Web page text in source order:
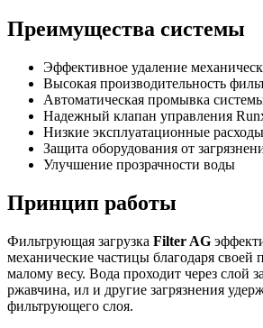
Преимущества системы
Эффективное удаление
Высокая производительность
Автоматическая промывка
Надежный клапан управления
Низкие эксплуатационные расходы
Защита оборудования от
Улучшение прозрачности воды
Принцип работы
Фильтрующая загрузка Filter AG
механические частицы благодаря своей
малому весу. Вода проходит через слой
ржавчина, ил и другие загрязнения
фильтрующего слоя.